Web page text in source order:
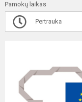
Pamokų laikas
Pertrauka